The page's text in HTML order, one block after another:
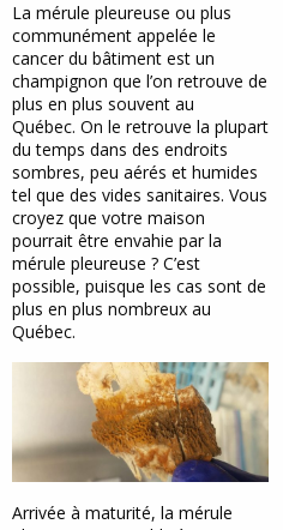
La mérule pleureuse ou plus
communément appelée le
cancer du bâtiment est un
champignon que l’on retrouve de
plus en plus souvent au
Québec. On le retrouve la plupart
du temps dans des endroits
sombres, peu aérés et humides
tel que des vides sanitaires. Vous
croyez que votre maison
pourrait être envahie par la
mérule pleureuse ? C’est
possible, puisque les cas sont de
plus en plus nombreux au
Québec.
Arrivée à maturité, la mérule